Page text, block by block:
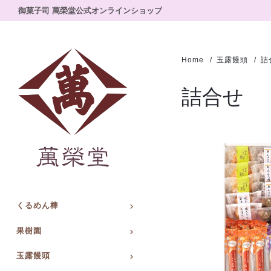
御菓子司 萬榮堂公式オンラインショップ
くるめん棒
果樹園
玉露饅頭
Home 玉露饅頭 詰
詰合せ